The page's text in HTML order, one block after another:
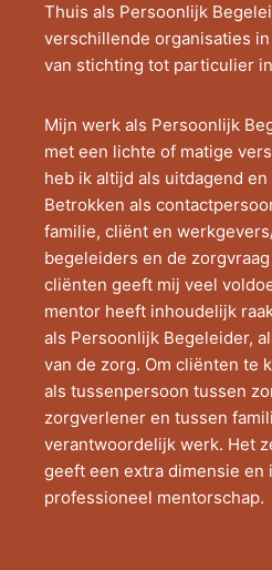
Thuis als Persoonlijk
verschillende organisaties
van stichting tot particulier
Mijn werk als Persoonlijk
met een lichte of matige
heb ik altijd als uitdagend
Betrokken als
familie, cliënt en
begeleiders en de
cliënten geeft mij veel
mentor heeft inhoudelijk
als Persoonlijk Begeleider,
van de zorg. Om cliënten te
als tussenpersoon tussen
zorgverlener en tussen
verantwoordelijk werk. Het
geeft een extra dimensie en
professioneel mentorschap.